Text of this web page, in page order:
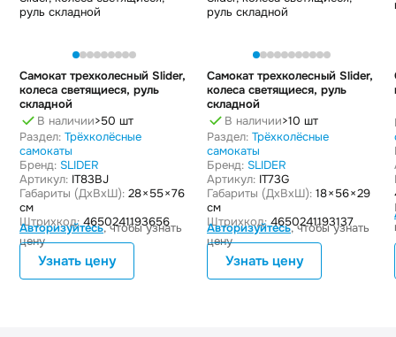
Самокат трехколесный Slider,
колеса светящиеся, руль
складной
В наличии>50 шт
Раздел: Трёхколёсные
самокаты
Бренд: SLIDER
Артикул: IT83BJ
Габариты (ДxВxШ): 28 × 55 × 76
см
Штрихкод: 4650241193656
Авторизуйтесь, чтобы узнать
цену
Узнать цену
Самокат трехколесный Slider,
колеса светящиеся, руль
складной
В наличии>10 шт
Раздел: Трёхколёсные
самокаты
Бренд: SLIDER
Артикул: IT73G
Габариты (ДxВxШ): 18 × 56 × 29
см
Штрихкод: 4650241193137
Авторизуйтесь, чтобы узнать
цену
Узнать цену